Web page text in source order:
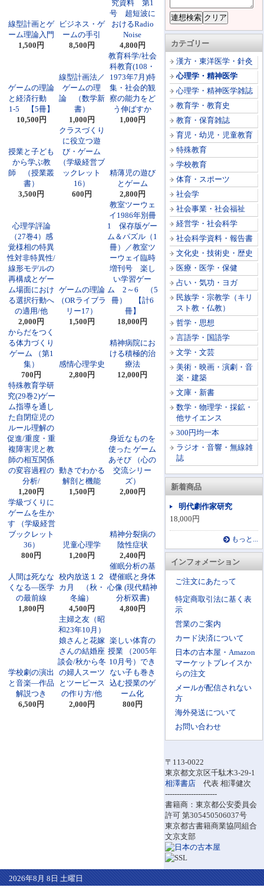
カテゴリー
漢方・東洋医学・針灸
心理学・精神医学
心理学・精神医学雑誌
教育学・教育史
教育・保育雑誌
育児・幼児・児童教育
特殊教育
学校教育
体育・スポーツ
社会学
社会事業・社会福祉
経営学・社会科学
社会科学資料・報告書
文化史・技術史・歴史
医療・医学・保健
占い・気功・ヨガ
民族学・宗教学（キリ
スト教・仏教）
哲学・思想
言語学・国語学
文学・文芸
美術・映画・演劇・音
楽・建築
文庫・新書
数学・物理学・採鉱・
他サイエンス
300円均一本
ラジオ・音響・無線雑
誌
新着商品
明代劇作家研究
18,000円
もっと...
インフォメーション
ご注文にあたって
特定商取引法に基く表
示
営業のご案内
カード決済について
日本の古本屋・Amazon
マーケットプレイスか
らの注文
メールが配信されない
方
海外発送について
お問い合わせ
〒113-0022
東京都文京区千駄木3-29-1
相澤書店 代表 相澤健次
----------------------
書籍商：東京都公安委員会
許可 第305450506037号
東京都古書籍商業協同組合
文京支部
線型計画とゲ
ーム理論入門
1,500円
ビジネス・ゲ
ームの手引
8,500円
究資料 第1
号 超短波に
おけるRadio
Noise
4,800円
ゲームの理論
と経済行動
1-5 【5冊】
10,500円
線型計画法／
ゲームの理
論 （数学新
書）
1,000円
教育科学/社会
科教育(108・
1973年7月)特
集・社会的観
察の能力をど
う伸ばすか
1,000円
授業と子ども
から学ぶ教
師 （授業叢
書）
3,500円
クラスづくり
に役立つ遊
び・ゲーム
（学級経営ブ
ックレット
16）
600円
精薄児の遊び
とゲーム
2,800円
心理学評論
（27巻4）感
覚様相の特異
性対非特異性/
線形モデルの
再構成とゲー
ム場面におけ
る選択行動へ
の適用/他
2,000円
ゲームの理論
（ORライブラ
リー17）
1,500円
教室ツーウェ
イ1986年別冊
1 保存版ゲー
ム＆パズル（1
冊）／教室ツ
ーウェイ臨時
増刊号 楽し
い学習ゲー
ム 2～6 （5
冊） 【計6
冊】
18,000円
からだをつく
る体力づくり
ゲーム （第1
集）
700円
感情心理学史
2,800円
精神病院にお
ける積極的治
療法
12,000円
特殊教育学研
究(29巻2)ゲー
ム指導を通し
た自閉症児の
ルール理解の
促進/重度・重
複障害児と教
師の相互関係
の変容過程の
分析/
1,200円
動きでわかる
解剖と機能
1,500円
身近なものを
使った ゲーム
あそび （心の
交流シリー
ズ）
2,000円
学級づくりに
ゲームを生か
す （学級経営
ブックレット
36）
800円
児童心理学
1,200円
精神分裂病の
陰性症状
2,400円
人間は死なな
くなる―医学
の最前線
1,800円
校内放送１２
カ月 （秋・
冬編）
4,500円
催眠分析の基
礎催眠と身体
心像 (現代精神
分析双書)
4,800円
学校劇の演出
と音楽―作品
解説つき
6,500円
主婦之友（昭
和23年10月）
娘さんと花嫁
さんの結婚座
談会/秋から冬
の婦人スーツ
とツーピース
の作り方/他
2,000円
楽しい体育の
授業 （2005年
10月号）でき
ない子も巻き
込む授業のゲ
ーム化
800円
2026年8月 8日 土曜日